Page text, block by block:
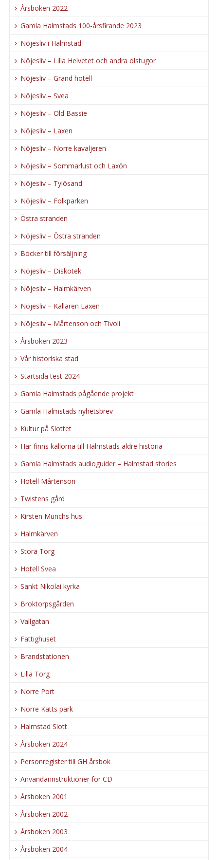
Årsboken 2022
Gamla Halmstads 100-årsfirande 2023
Nöjesliv i Halmstad
Nöjesliv – Lilla Helvetet och andra ölstugor
Nöjesliv – Grand hotell
Nöjesliv – Svea
Nöjesliv – Old Bassie
Nöjesliv – Laxen
Nöjesliv – Norre kavaljeren
Nöjesliv – Sommarlust och Laxön
Nöjesliv – Tylösand
Nöjesliv – Folkparken
Östra stranden
Nöjesliv – Östra stranden
Böcker till försäljning
Nöjesliv – Diskotek
Nöjesliv – Halmkärven
Nöjesliv – Källaren Laxen
Nöjesliv – Mårtenson och Tivoli
Årsboken 2023
Vår historiska stad
Startsida test 2024
Gamla Halmstads pågående projekt
Gamla Halmstads nyhetsbrev
Kultur på Slottet
Här finns källorna till Halmstads äldre historia
Gamla Halmstads audioguider – Halmstad stories
Hotell Mårtenson
Twistens gård
Kirsten Munchs hus
Halmkärven
Stora Torg
Hotell Svea
Sankt Nikolai kyrka
Broktorpsgården
Vallgatan
Fattighuset
Brandstationen
Lilla Torg
Norre Port
Norre Katts park
Halmstad Slott
Årsboken 2024
Personregister till GH årsbok
Användarinstruktioner för CD
Årsboken 2001
Årsboken 2002
Årsboken 2003
Årsboken 2004